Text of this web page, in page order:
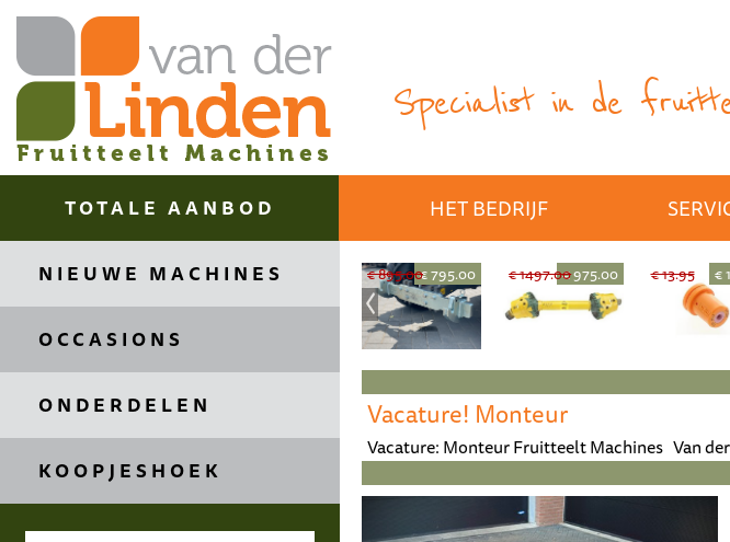
Specialist in de
TOTALE AANBOD HET BEDRIJF
NIEUWE MACHINES
OCCASIONS
ONDERDELEN
KOOPJESHOEK
399.99 € 39.45 € 2750.00
€ 3125.00 € 795.00
€ 895.00 € 975.00
€ 1497.00 €
€ 13.95
Vacature! Monteur
Vacature: Monteur Fruitteelt Machines Van